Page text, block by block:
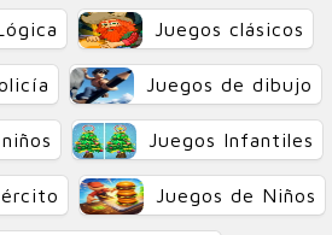
Juegos clásicos
Juegos de dibujo
Juegos Infantiles
Juegos de Niños